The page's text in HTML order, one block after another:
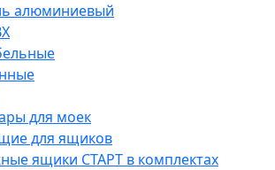
алюминиевый
для моек
для ящиков
ящики СТАРТ в комплектах